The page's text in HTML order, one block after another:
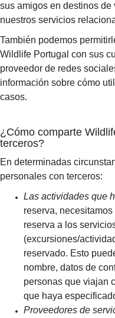
sus amigos en destinos
nuestros servicios
También podemos
Wildlife Portugal con sus
proveedor de redes
información sobre cómo
casos.
¿Cómo comparte
terceros?
En determinadas
personales con terceros:
Las actividades que
reserva,
reserva a los
(excursiones/
reservado. Esto
nombre, datos de
personas que viajan
que haya
Proveedores de